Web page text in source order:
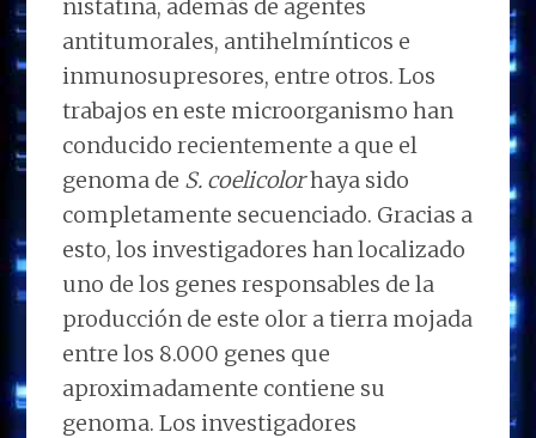
nistatina, además de agentes
antitumorales, antihelmínticos e
inmunosupresores, entre otros. Los
trabajos en este microorganismo han
conducido recientemente a que el
genoma de S. coelicolorhaya sido
completamente secuenciado. Gracias a
esto, los investigadores han localizado
uno de los genes responsables de la
producción de este olor a tierra mojada
entre los 8.000 genes que
aproximadamente contiene su
genoma. Los investigadores